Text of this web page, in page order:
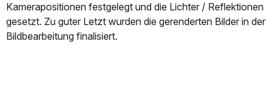
Kamerapositionen festgelegt und die Lichter / Reflektionen
gesetzt. Zu guter Letzt wurden die gerenderten Bilder in der
Bildbearbeitung finalisiert.